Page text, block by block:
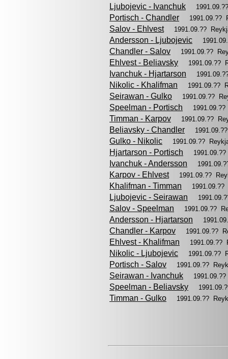
Ljubojevic - Ivanchuk
Portisch - Chandler
Salov - Ehlvest 1991.09.??
Andersson - Ljubojevic
Chandler - Salov 1991.09.??
Ehlvest - Beliavsky 1991.09.??
Ivanchuk - Hjartarson
Nikolic - Khalifman 1991.09.??
Seirawan - Gulko 1991.09.??
Speelman - Portisch
Timman - Karpov 1991.09.??
Beliavsky - Chandler
Gulko - Nikolic 1991.09.??
Hjartarson - Portisch
Ivanchuk - Andersson
Karpov - Ehlvest 1991.09.??
Khalifman - Timman
Ljubojevic - Seirawan
Salov - Speelman 1991.09.??
Andersson - Hjartarson
Chandler - Karpov 1991.09.??
Ehlvest - Khalifman
Nikolic - Ljubojevic 1991.09.??
Portisch - Salov 1991.09.??
Seirawan - Ivanchuk
Speelman - Beliavsky
Timman - Gulko 1991.09.??